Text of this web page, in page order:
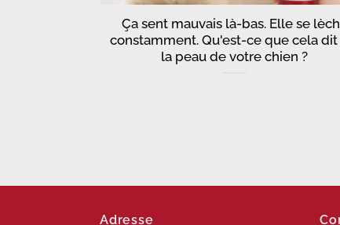
Ça sent mauvais là-bas. Elle se
constamment. Qu'est-ce que cela dit
la peau de votre chien ?
Adresse